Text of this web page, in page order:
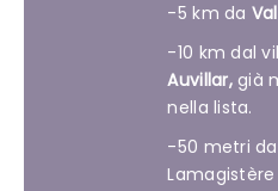
-5 km da
-10 km dal
Auvillar,già
nella lista.
-50 metri
Lamagistère